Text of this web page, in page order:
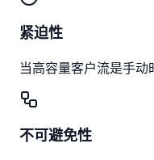
紧迫性
当高容量客户流是手动
不可避免性